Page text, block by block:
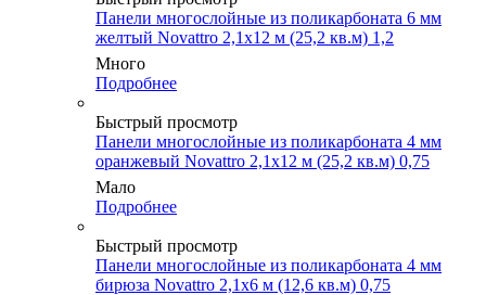
Панели многослойные из поликарбоната 6 мм
желтый Novattro 2,1х12 м (25,2 кв.м) 1,2
Много
Подробнее
Быстрый просмотр
Панели многослойные из поликарбоната 4 мм
оранжевый Novattro 2,1х12 м (25,2 кв.м) 0,75
Мало
Подробнее
Быстрый просмотр
Панели многослойные из поликарбоната 4 мм
бирюза Novattro 2,1х6 м (12,6 кв.м) 0,75